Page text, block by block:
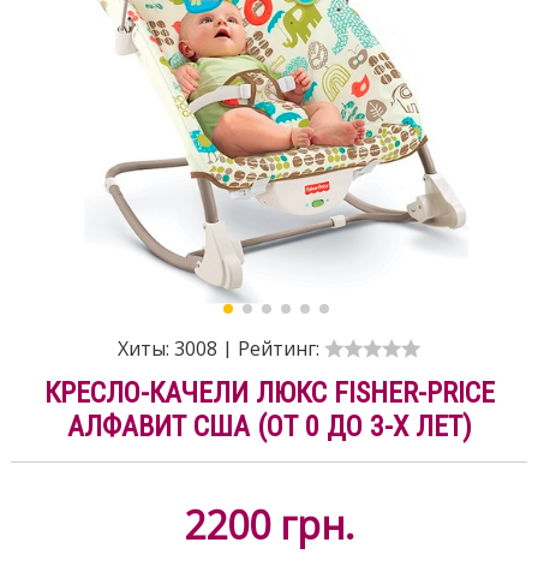
Хиты: 3008 | Рейтинг:
КРЕСЛО-КАЧЕЛИ ЛЮКС FISHER-PRICE
АЛФАВИТ США (ОТ 0 ДО 3-Х ЛЕТ)
2200 грн.